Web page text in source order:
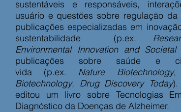
sustentáveis e responsáveis,
usuário e questões sobre regulação da
publicações especializadas em
sustentabilidade (p.ex.
Environmental Innovation and Societal
publicações sobre saúde e
vida (p.ex. Nature Biotechnology
Biotechnology, Drug Discovery Today).
editou um livro sobre Tecnologias
Diagnóstico da Doenças de Alzheimer.